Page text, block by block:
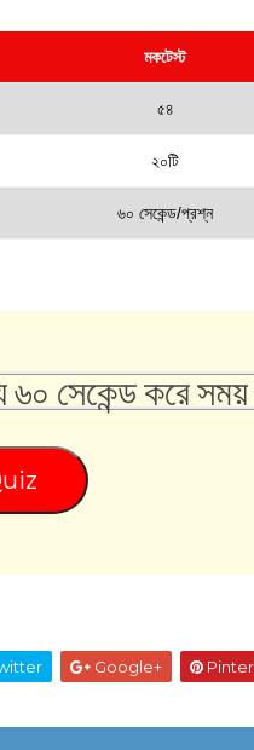
মকটেস্ট
৫৪
২০টি
৬০ সেকেন্ড/প্রশ্ন
সেকেন্ড করে সময়
Google+